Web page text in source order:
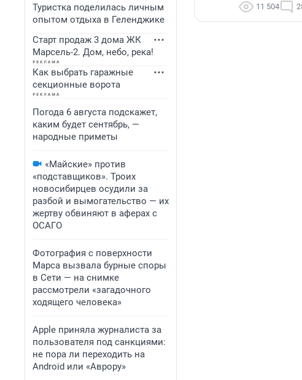
Туристка поделилась личным
опытом отдыха в Геленджике
Старт продаж 3 дома ЖК
Марсель-2. Дом, небо, река!
Как выбрать гаражные
секционные ворота
Погода 6 августа подскажет,
каким будет сентябрь, —
народные приметы
«Майские» против
«подставщиков». Троих
новосибирцев осудили за
разбой и вымогательство — их
жертву обвиняют в аферах с
ОСАГО
Фотография с поверхности
Марса вызвала бурные споры
в Сети — на снимке
рассмотрели «загадочного
ходящего человека»
Apple приняла журналиста за
пользователя под санкциями:
не пора ли переходить на
Android или «Аврору»
11 504